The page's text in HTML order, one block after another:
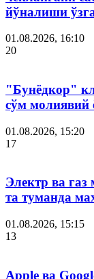
йўналиши
01.08.2026, 16:10
20
"Бунёдкор"
сўм молиявий
01.08.2026, 15:20
17
Электр ва газ
та туманда
01.08.2026, 15:15
13
Apple ва